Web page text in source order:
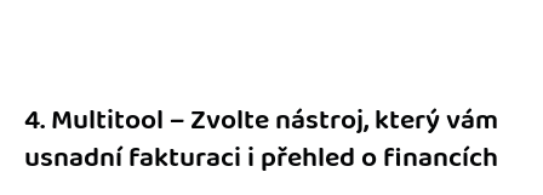
4. Multitool – Zvolte nástroj, který vám
usnadní fakturaci i přehled o financích